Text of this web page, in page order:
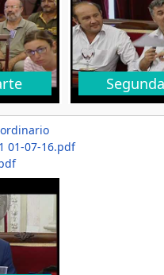
01-07-16.pdf